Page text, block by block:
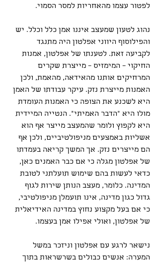
לפטור עצמו מהאחריות למסר הסמוי.
נהוג לטעון שמעצב איננו אמן כלל וכלל. יש
והפילוסוף היווני אפלטון היה מתנגד
לקביעה זאת. לטענתו של אפלטון, אמנות
החיקוי – המימזיס – מייצרת שקרים
המרחיקים אותנו מהאידאה, מהאמת, ולכן
האמנות מייצרת נזק. עיקר עבודתו של האמן
היא לשכנע את הצופה כי האמנות העומדת
מולו היא "הדבר האמיתי". הנטייה המיידית
היא לקפוץ ולומר שהמעצב מייצר אף הוא
אשליות באמצעים מניפולטיביים, ולכן אף
הם מייצרים נזק. אך המשך קריאה בעמדתו
של אפלטון מגלה כי אם כבר האמנים כאן,
כדאי לעשות בהם שימוש תועלתני לטובת
המדינה. כלומר, מעצב הנותן שירות לגוף
גדול כגון מדינה, אינו תועמלן מניפולטיבי,
כי אם בעל מקצוע נחוץ במדינה האידיאלית
של אפלטון, ואולי אפילו אמן בעצמו.
נישאר לרגע עם אפלטון וניזכר במשל
המערה: אנשים כבולים בשרשראות בתוך